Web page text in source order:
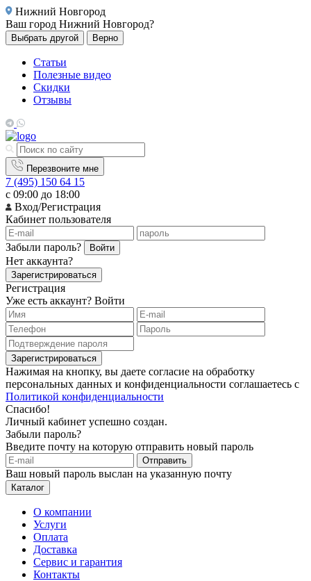
Нижний Новгород
Ваш город Нижний Новгород?
Выбрать другой Верно
Статьи
Полезные видео
Скидки
Отзывы
Перезвоните мне
7 (495) 150 64 15
с 09:00 до 18:00
Вход/Регистрация
Кабинет пользователя
Забыли пароль? Войти
Нет аккаунта?
Зарегистрироваться
Регистрация
Уже есть аккаунт? Войти
Зарегистрироваться
Нажимая на кнопку, вы даете согласие на обработку
персональных данных и конфиденциальности соглашаетесь с
Политикой конфиденциальности
Спасибо!
Личный кабинет успешно создан.
Забыли пароль?
Введите почту на которую отправить новый пароль
Отправить
Ваш новый пароль выслан на указанную почту
Каталог
О компании
Услуги
Оплата
Доставка
Сервис и гарантия
Контакты